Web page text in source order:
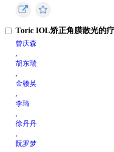
Toric IOL矫正角膜散光的
曾庆森
,
胡东瑞
,
金赣英
,
李琦
,
徐丹丹
,
阮罗梦